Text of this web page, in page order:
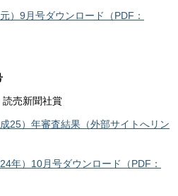
）9月号ダウンロード（PDF：
売新聞社賞
25）年審査結果（外部サイトへリン
年）10月号ダウンロード（PDF：